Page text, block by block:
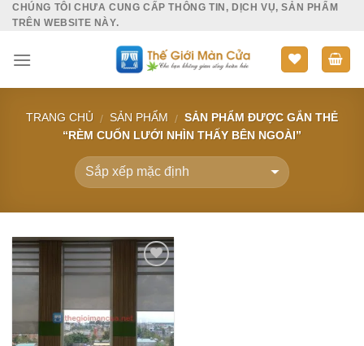
SkipCHÚNG TÔI CHƯA CUNG CẤP THÔNG TIN, DỊCH VỤ, SẢN PHẨM
TRÊN WEBSITE NÀY.
TRANG CHỦ / SẢN PHẨM / SẢN PHẨM ĐƯỢC GẮN THẺ
“RÈM CUỐN LƯỚI NHÌN THẤY BÊN NGOÀI”
Wishlist